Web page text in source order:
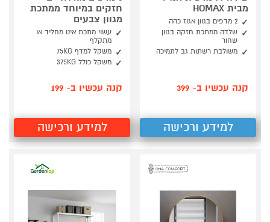
מבית HOMAX
2 מדפים בגוון אגוז כהה
שלדה ממתכת חזקה בגוון
שחור
משולבת רשתות גב לתמיכה
קנה עכשיו ב- 399
למידע ורכישה
חזקים במיוחד ממתכת
מגוון צבעים
עשוי מתכת אינו מחליד או
מתקלף
משקל למדף 75KG
משקל כולל 375KG
קנה עכשיו ב- 199
למידע ורכישה